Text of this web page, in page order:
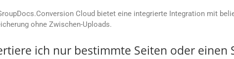
Cloud bietet eine integrierte Integration mit
ohne Zwischen-Uploads.
ich nur bestimmte Seiten oder einen